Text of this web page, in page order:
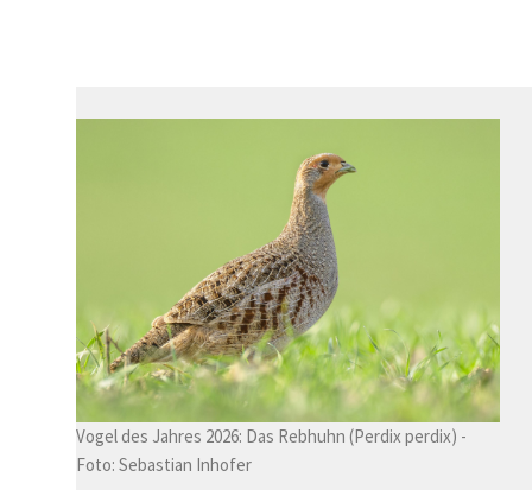
Vogel des Jahres 2026: Das Rebhuhn (Perdix perdix) -
Foto: Sebastian Inhofer